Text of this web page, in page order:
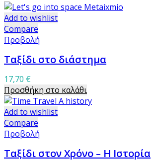
Add to wishlist
Compare
Προβολή
Ταξίδι στο διάστημα
17,70 €
Προσθήκη στο καλάθι
Add to wishlist
Compare
Προβολή
Ταξίδι στον Χρόνο – Η Ιστορία